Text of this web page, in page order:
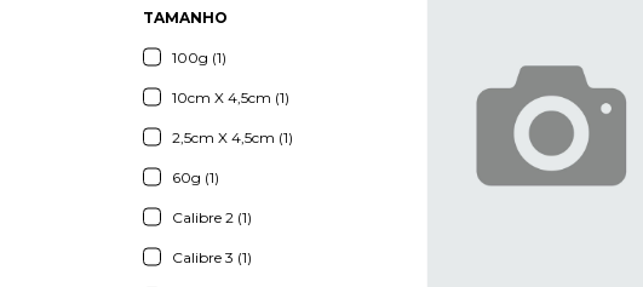
TAMANHO
100g (1)
10cm X 4,5cm (1)
2,5cm X 4,5cm (1)
60g (1)
Calibre 2 (1)
Calibre 3 (1)